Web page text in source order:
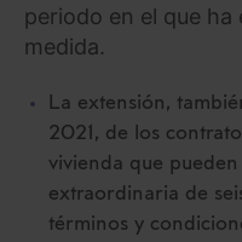
periodo en el que
medida.
La extensión,
2021, de los
vivienda que
extraordinaria de
términos y